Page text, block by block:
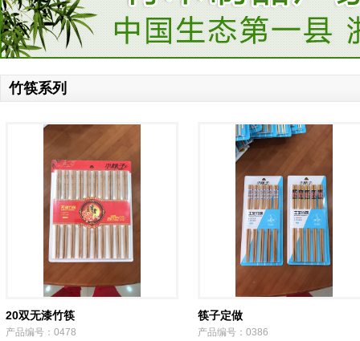
竹筷系列
20双无漆竹筷
产品编号：0478
筷子定做
产品编号：0386